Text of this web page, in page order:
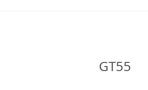
GT55